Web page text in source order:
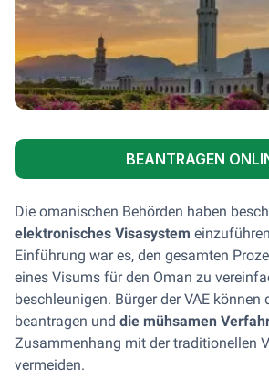
BEANTRAGEN
Die omanischen Behörden haben
elektronisches Visasystem
Einführung war es, den gesamten
eines Visums für den Oman zu
beschleunigen. Bürger der VAE
beantragen und die mühsamen
Zusammenhang mit der traditionellen
vermeiden.